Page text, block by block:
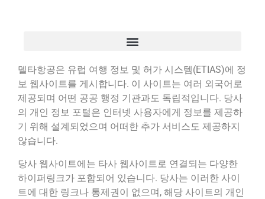
델타항공은 유럽 여행 정보 및 허가 시스템(ETIAS)에 정
보 웹사이트를 게시합니다. 이 사이트는 여러 외국어로
제공되며 어떤 공공 행정 기관과도 독립적입니다. 당사
의 개인 정보 포털은 인터넷 사용자에게 정보를 제공하
기 위해 설계되었으며 어떠한 추가 서비스도 제공하지
않습니다.
당사 웹사이트에는 타사 웹사이트로 연결되는 다양한
하이퍼링크가 포함되어 있습니다. 당사는 이러한 사이
트에 대한 링크나 통제권이 없으며, 해당 사이트의 개인